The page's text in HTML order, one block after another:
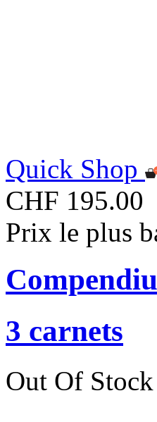
Quick Shop
CHF 195.00
Prix le plus
3 carnets
Out Of Stock